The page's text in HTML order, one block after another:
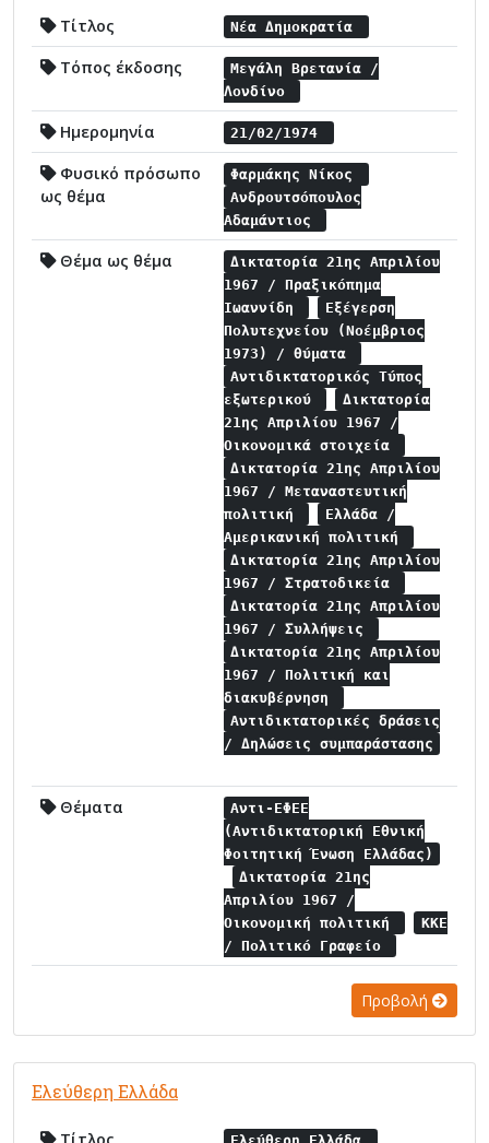
Τίτλος Νέα Δημοκρατία
Τόπος έκδοσης
Μεγάλη Βρετανία /
Λονδίνο
Ημερομηνία 21/02/1974
Φυσικό πρόσωπο
ως θέμα
Φαρμάκης Νίκος
Ανδρουτσόπουλος
Αδαμάντιος
Θέμα ως θέμα
Δικτατορία 21ης Απριλίου
1967 / Πραξικόπημα
Ιωαννίδη
Εξέγερση
Πολυτεχνείου (Νοέμβριος
1973) / θύματα
Αντιδικτατορικός Τύπος
εξωτερικού
Δικτατορία
21ης Απριλίου 1967 /
Οικονομικά στοιχεία
Δικτατορία 21ης Απριλίου
1967 / Μεταναστευτική
πολιτική
Ελλάδα /
Αμερικανική πολιτική
Δικτατορία 21ης Απριλίου
1967 / Στρατοδικεία
Δικτατορία 21ης Απριλίου
1967 / Συλλήψεις
Δικτατορία 21ης Απριλίου
1967 / Πολιτική και
διακυβέρνηση
Αντιδικτατορικές δράσεις
/ Δηλώσεις συμπαράστασης
Θέματα
Αντι-ΕΦΕΕ
(Αντιδικτατορική Εθνική
Φοιτητική Ένωση Ελλάδας)
Δικτατορία 21ης
Απριλίου 1967 /
Οικονομική πολιτική
ΚΚΕ
/ Πολιτικό Γραφείο
Προβολή
Ελεύθερη Ελλάδα